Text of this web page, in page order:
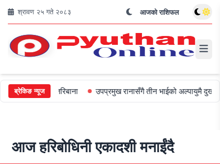
श्रावण २५ गते २०८३ आजको राशिफल
ब्रेकिङ न्यूज
५०० जरिबाना उपप्रमुख रानासँगै तीन भाईको अल्पायुमै दुखद निधन
आज हरिबोधिनी एकादशी मनाईंदै